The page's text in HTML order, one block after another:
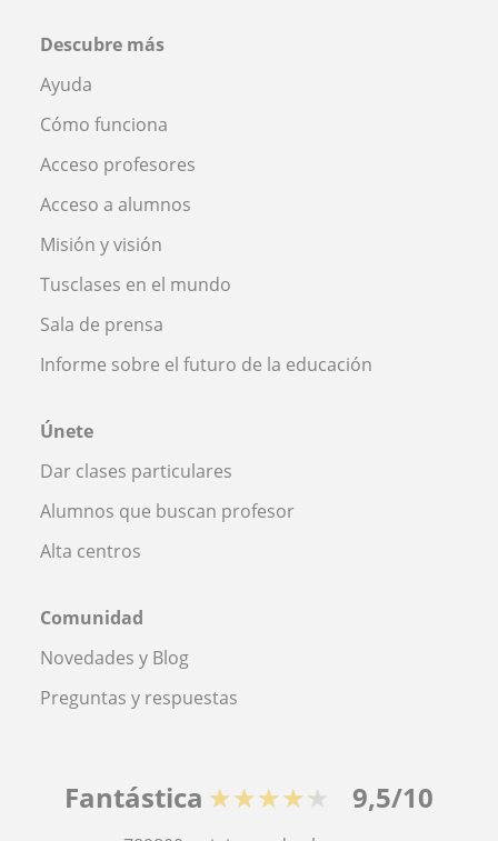
Descubre más
Ayuda
Cómo funciona
Acceso profesores
Acceso a alumnos
Misión y visión
Tusclases en el mundo
Sala de prensa
Informe sobre el futuro de la educación
Únete
Dar clases particulares
Alumnos que buscan profesor
Alta centros
Comunidad
Novedades y Blog
Preguntas y respuestas
Fantástica ★★★★★ 9,5/10